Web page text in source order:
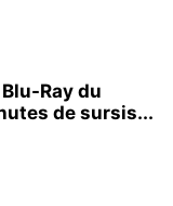
Ray du
de sursis...